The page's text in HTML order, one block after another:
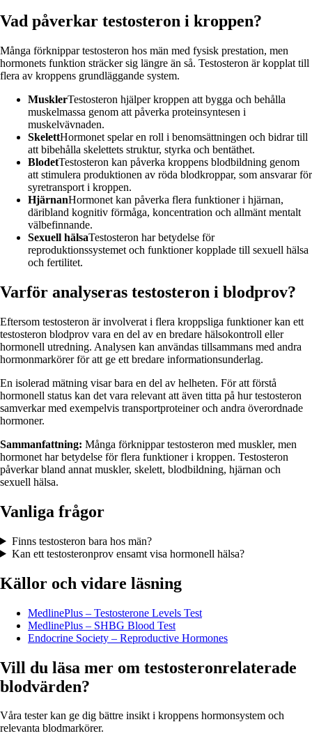
Vad påverkar testosteron i kroppen?
Många förknippar testosteron hos män med fysisk prestation, men
hormonets funktion sträcker sig längre än så. Testosteron är kopplat till
flera av kroppens grundläggande system.
MusklerTestosteron hjälper kroppen att bygga och behålla
muskelmassa genom att påverka proteinsyntesen i
muskelvävnaden.
SkelettHormonet spelar en roll i benomsättningen och bidrar till
att bibehålla skelettets struktur, styrka och bentäthet.
BlodetTestosteron kan påverka kroppens blodbildning genom
att stimulera produktionen av röda blodkroppar, som ansvarar för
syretransport i kroppen.
HjärnanHormonet kan påverka flera funktioner i hjärnan,
däribland kognitiv förmåga, koncentration och allmänt mentalt
välbefinnande.
Sexuell hälsaTestosteron har betydelse för
reproduktionssystemet och funktioner kopplade till sexuell hälsa
och fertilitet.
Varför analyseras testosteron i blodprov?
Eftersom testosteron är involverat i flera kroppsliga funktioner kan ett
testosteron blodprov vara en del av en bredare hälsokontroll eller
hormonell utredning. Analysen kan användas tillsammans med andra
hormonmarkörer för att ge ett bredare informationsunderlag.
En isolerad mätning visar bara en del av helheten. För att förstå
hormonell status kan det vara relevant att även titta på hur testosteron
samverkar med exempelvis transportproteiner och andra överordnade
hormoner.
Sammanfattning: Många förknippar testosteron med muskler, men
hormonet har betydelse för flera funktioner i kroppen. Testosteron
påverkar bland annat muskler, skelett, blodbildning, hjärnan och
sexuell hälsa.
Vanliga frågor
Finns testosteron bara hos män?
Kan ett testosteronprov ensamt visa hormonell hälsa?
Källor och vidare läsning
MedlinePlus – Testosterone Levels Test
MedlinePlus – SHBG Blood Test
Endocrine Society – Reproductive Hormones
Vill du läsa mer om testosteronrelaterade
blodvärden?
Våra tester kan ge dig bättre insikt i kroppens hormonsystem och
relevanta blodmarkörer.